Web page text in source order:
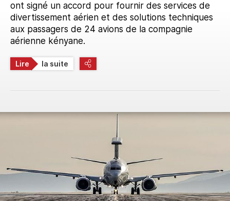
ont signé un accord pour fournir des services de
divertissement aérien et des solutions techniques
aux passagers de 24 avions de la compagnie
aérienne kényane.
Lire la suite